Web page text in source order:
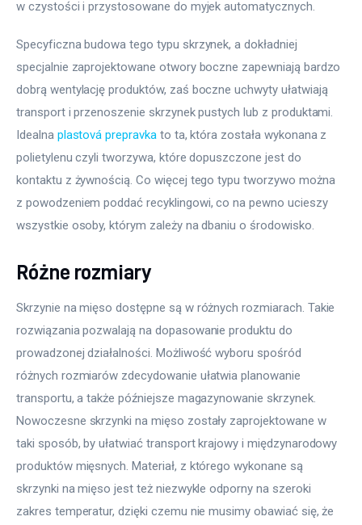
w czystości i przystosowane do myjek automatycznych.
Specyficzna budowa tego typu skrzynek, a dokładniej
specjalnie zaprojektowane otwory boczne zapewniają bardzo
dobrą wentylację produktów, zaś boczne uchwyty ułatwiają
transport i przenoszenie skrzynek pustych lub z produktami.
Idealna plastová prepravka to ta, która została wykonana z
polietylenu czyli tworzywa, które dopuszczone jest do
kontaktu z żywnością. Co więcej tego typu tworzywo można
z powodzeniem poddać recyklingowi, co na pewno ucieszy
wszystkie osoby, którym zależy na dbaniu o środowisko.
Różne rozmiary
Skrzynie na mięso dostępne są w różnych rozmiarach. Takie
rozwiązania pozwalają na dopasowanie produktu do
prowadzonej działalności. Możliwość wyboru spośród
różnych rozmiarów zdecydowanie ułatwia planowanie
transportu, a także późniejsze magazynowanie skrzynek.
Nowoczesne skrzynki na mięso zostały zaprojektowane w
taki sposób, by ułatwiać transport krajowy i międzynarodowy
produktów mięsnych. Materiał, z którego wykonane są
skrzynki na mięso jest też niezwykle odporny na szeroki
zakres temperatur, dzięki czemu nie musimy obawiać się, że